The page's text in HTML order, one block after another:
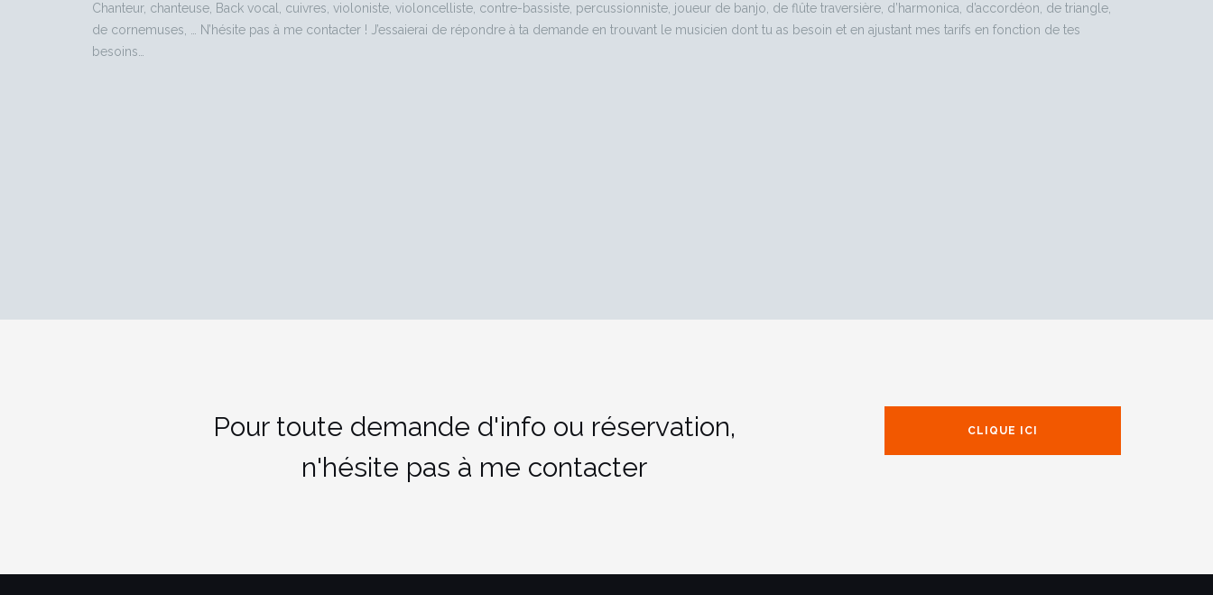
Chanteur, chanteuse, Back vocal, cuivres, violoniste, violoncelliste, contre-bassiste, percussionniste, joueur de banjo, de flûte traversière, d’harmonica, d’accordéon, de triangle,
de cornemuses, … N’hésite pas à me contacter ! J’essaierai de répondre à ta demande en trouvant le musicien dont tu as besoin et en ajustant mes tarifs en fonction de tes
besoins…
Pour toute demande d'info ou réservation,
n'hésite pas à me contacter
CLIQUE ICI